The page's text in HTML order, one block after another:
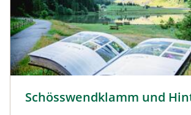
werden).Wetterfeste Bekleidung
Schuhwerk für Zwischenstopps ist
empfehlenswert.
Schösswendklamm und